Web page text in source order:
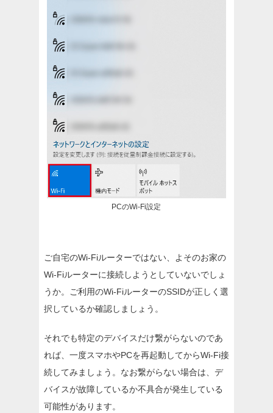
PCのWi-Fi設定
ご自宅のWi-Fiルーターではない、よそのお家の
Wi-Fiルーターに接続しようとしていないでしょ
うか。ご利用のWi-FiルーターのSSIDが正しく選
択しているか確認しましょう。
それでも特定のデバイスだけ繋がらないのであ
れば、一度スマホやPCを再起動してからWi-Fi接
続してみましょう。なお繋がらない場合は、デ
バイスが故障しているか不具合が発生している
可能性があります。